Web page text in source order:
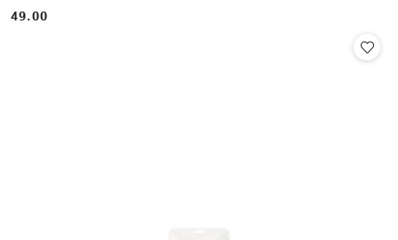
Cena:
49.00